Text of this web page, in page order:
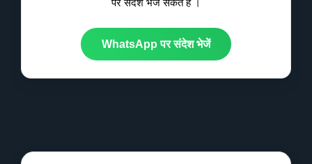
WhatsApp पर संदेश भेजें